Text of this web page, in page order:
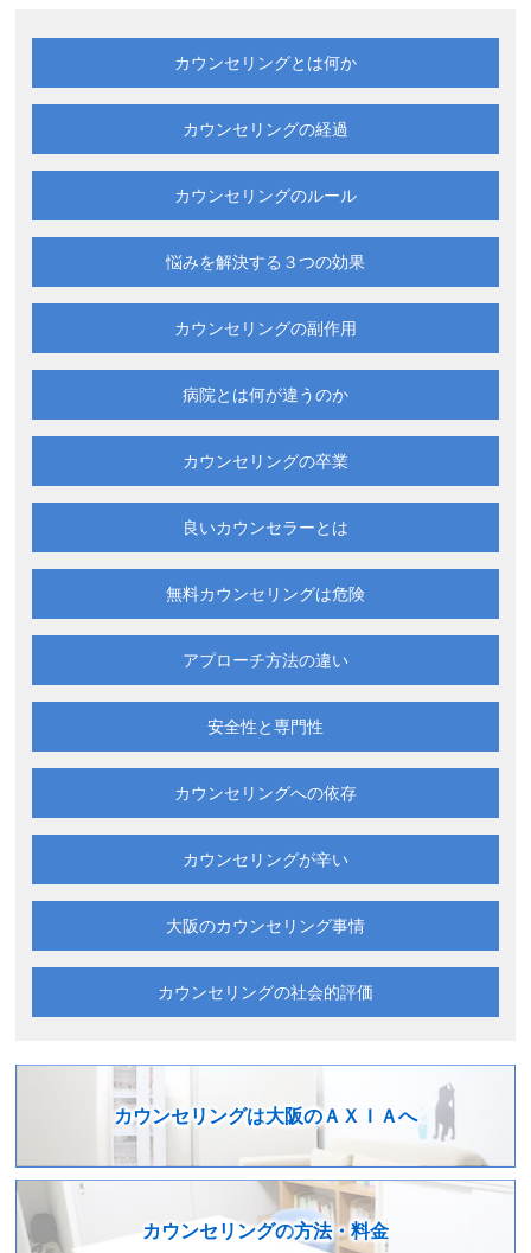
カウンセリングとは何か
カウンセリングの経過
カウンセリングのルール
悩みを解決する ３つの効果
カウンセリングの副作用
病院とは何が違うのか
カウンセリングの卒業
良いカウンセラーとは
無料カウンセリングは危険
アプローチ方法の違い
安全性と専門性
カウンセリングへの依存
カウンセリングが辛い
大阪のカウンセリング事情
カウンセリングの社会的評価
カウンセリングは大阪のＡＸＩＡへ
カウンセリングの方法・料金